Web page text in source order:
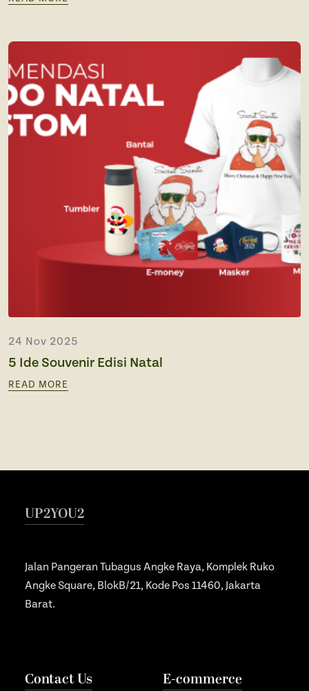
24 Nov 2025
5 Ide Souvenir Edisi Natal
READ MORE
UP2YOU2
Jalan Pangeran Tubagus Angke Raya, Komplek Ruko
Angke Square, BlokB/21, Kode Pos 11460, Jakarta
Barat.
Contact Us E-commerce